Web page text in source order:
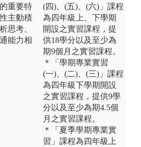
重要特
主動積
思考、
能力相
(四)、(五)、(六)」課程
為四年級上、下學期
開設之實習課程，提
供18學分以及至少為
期9個月之實習課程。
＊「學期專業實習
(一)、(二)、(三)」課程
為四年級下學期開設
之實習課程，提供9學
分以及至少為期4.5個
月之實習課程。
＊「夏季學期專業實
習」課程為四年級上